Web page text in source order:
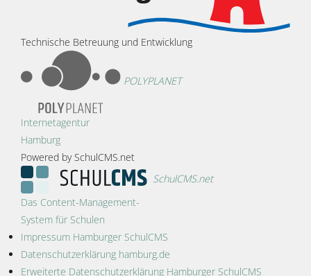
Technische Betreuung und Entwicklung
POLYPLANET
Internetagentur
Hamburg
Powered by SchulCMS.net
SchulCMS.net
Das Content-Management-
System für Schulen
Impressum Hamburger SchulCMS
Datenschutzerklärung hamburg.de
Erweiterte Datenschutzerklärung Hamburger SchulCMS